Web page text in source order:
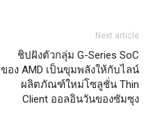
Next article
ชิปฝังตัวกลุ่ม G-Series SoC
ของ AMD เป็นขุมพลังให้กับไลน์
ผลิตภัณฑ์ใหม่โซลูชั่น Thin
Client ออลอินวันของซัมซุง